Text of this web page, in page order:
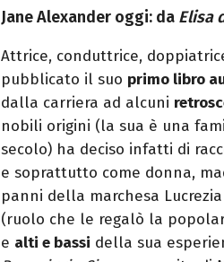
Jane Alexander oggi: da Elisa
Attrice, conduttrice,
pubblicato il suo primo libro
dalla carriera ad alcuni
nobili origini (la sua è una
secolo) ha deciso infatti di
e soprattutto come donna,
panni della marchesa
(ruolo che le regalò la
e alti e bassi della sua